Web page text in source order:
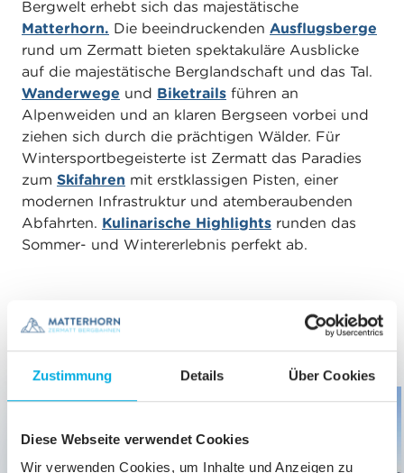
Zustimmung Details Über Cookies
Diese Webseite verwendet Cookies
Wir verwenden Cookies, um Inhalte und Anzeigen zu
Bergwelt erhebt sich das majestätische
Matterhorn. Die beeindruckenden Ausflugsberge
rund um Zermatt bieten spektakuläre Ausblicke
auf die majestätische Berglandschaft und das Tal.
Wanderwege und Biketrails führen an
Alpenweiden und an klaren Bergseen vorbei und
ziehen sich durch die prächtigen Wälder. Für
Wintersportbegeisterte ist Zermatt das Paradies
zum Skifahren mit erstklassigen Pisten, einer
modernen Infrastruktur und atemberaubenden
Abfahrten. Kulinarische Highlights runden das
Sommer- und Wintererlebnis perfekt ab.
MATTERHORN PARADISE
Jetzt Erlebnisse buchen